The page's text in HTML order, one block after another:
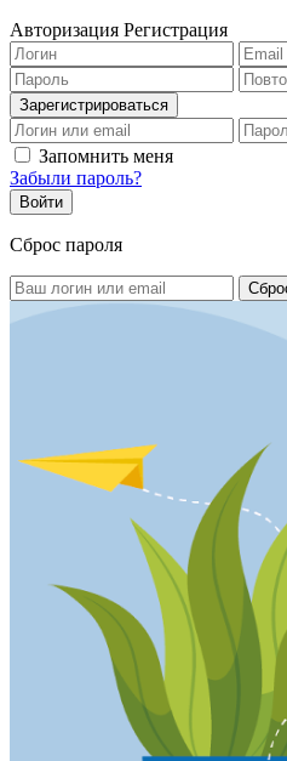
Авторизация Регистрация
Запомнить меня
Забыли пароль?
Сброс пароля